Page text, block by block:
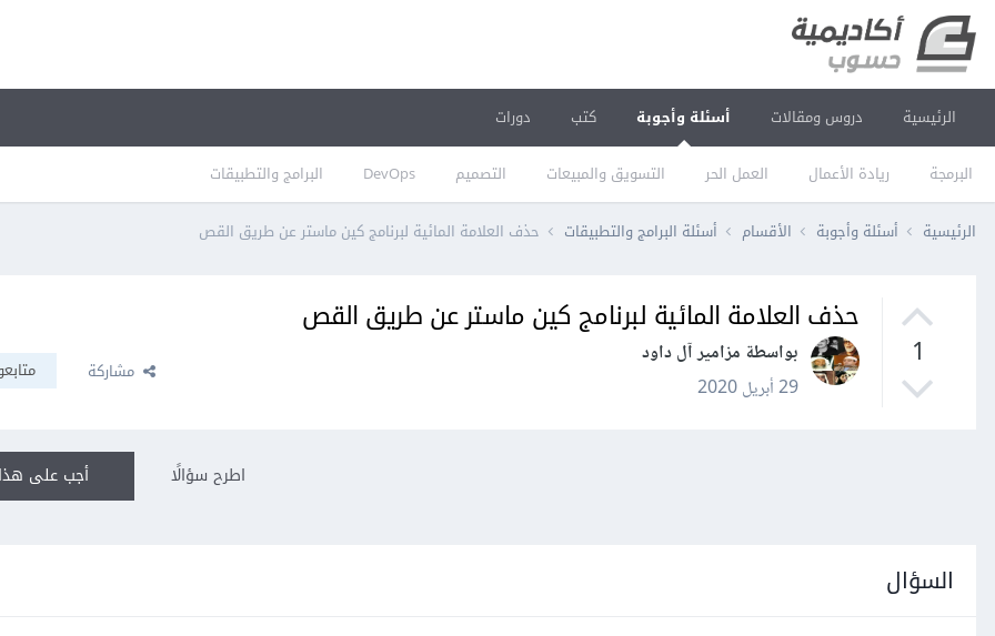
الرئيسية دروس ومقالات أسئلة وأجوبة
البرمجة ريادة الأعمال العمل الحر التسويق والمبيعات التصميم DevOps البرامج والتطبيقات
كتب دورات
الرئيسية أسئلة وأجوبة الأقسام أسئلة البرامج والتطبيقات حذف العلامة المائية لبرنامج كين ماستر عن طريق القص
1
حذف العلامة المائية لبرنامج كين ماستر عن طريق القص
بواسطة مزامير آل داود
29 أبريل 2020
مشاركة
أجب على اطرح سؤالًا
السؤال